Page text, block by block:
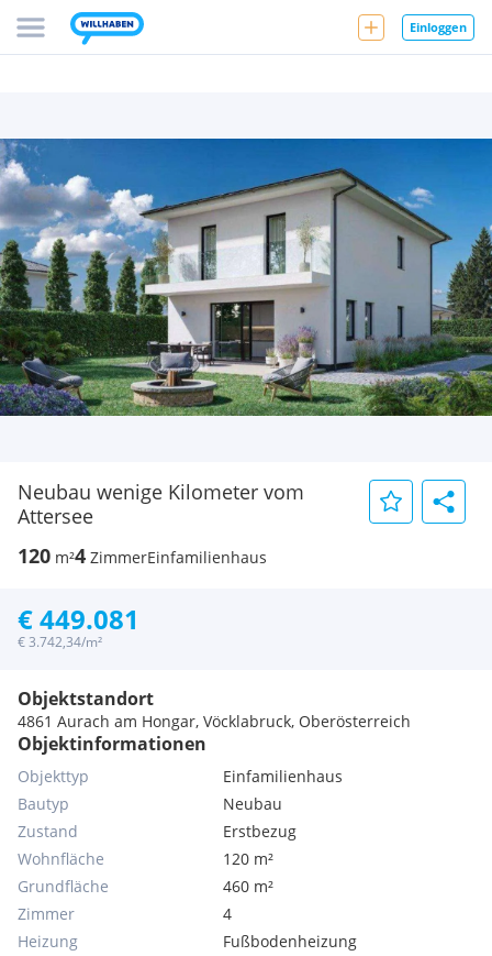
Einloggen
Neubau wenige Kilometer vom
Attersee
120 m²4 ZimmerEinfamilienhaus
€ 449.081
€ 3.742,34/m²
Objektstandort
4861 Aurach am Hongar, Vöcklabruck, Oberösterreich
Objektinformationen
Objekttyp
Einfamilienhaus
Bautyp
Neubau
Zustand
Erstbezug
Wohnfläche
120 m²
Grundfläche
460 m²
Zimmer
4
Heizung
Fußbodenheizung